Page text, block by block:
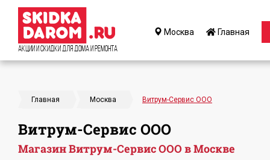
Акции и Скидки для дома и ремонта
Москва Главная
Главная Москва Витрум-Сервис ООО
Витрум-Сервис ООО
Магазин Витрум-Сервис ООО в Москве